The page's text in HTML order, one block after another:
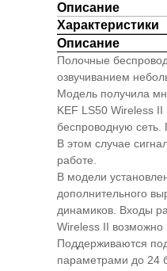
Описание
Характеристики
Описание
Полочные
озвучиванием
Модель получила
KEF LS50 Wireless
беспроводную сеть.
В этом случае
работе.
В модели
дополнительного
динамиков. Входы
Wireless II возможно
Поддерживаются
параметрами до 24